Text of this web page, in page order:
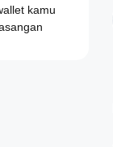
kamu